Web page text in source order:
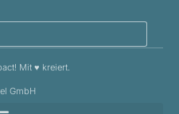
Mit ♥️ kreiert.
GmbH